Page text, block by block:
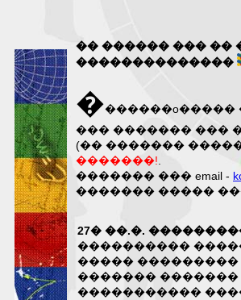
�� ������ ��� ��
��������������
�������o�����
��� ������� ���
(�� �������
�������!
������� ��� email -
������� �����
27� ��.�.
����������
����� ���������
������� �������
�����������